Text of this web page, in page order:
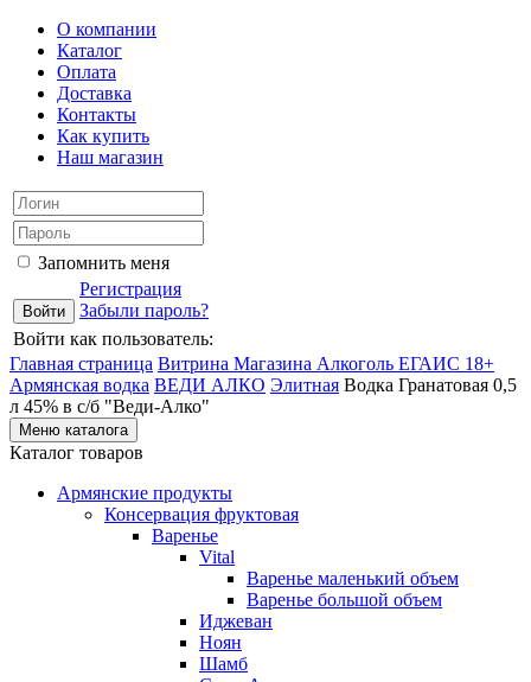
О компании
Каталог
Оплата
Доставка
Контакты
Как купить
Наш магазин
Запомнить меня
Регистрация
Забыли пароль?
Войти как пользователь:
Главная страница Витрина Магазина Алкоголь ЕГАИС 18+
Армянская водка ВЕДИ АЛКО Элитная Водка Гранатовая 0,5
л 45% в с/б "Веди-Алко"
Меню каталога
Каталог товаров
Армянские продукты
Консервация фруктовая
Варенье
Vital
Варенье маленький объем
Варенье большой объем
Иджеван
Ноян
Шамб